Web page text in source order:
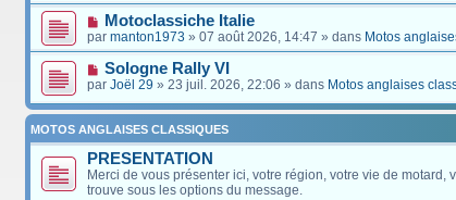
Motoclassiche Italie
par manton1973 » 07 août 2026, 14:47 » dans Motos
Sologne Rally VI
par Joël 29 » 23 juil. 2026, 22:06 » dans Motos anglaises
MOTOS ANGLAISES CLASSIQUES
PRESENTATION
Merci de vous présenter ici, votre région, votre vie de
trouve sous les options du message.